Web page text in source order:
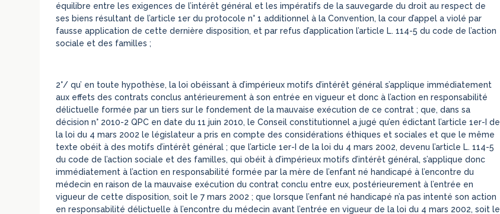
équilibre entre les exigences de l’intérêt général et les impératifs de la sauvegarde du droit au respect de
ses biens résultant de l’article 1er du protocole n° 1 additionnel à la Convention, la cour d’appel a violé par
fausse application de cette dernière disposition, et par refus d’application l’article L. 114-5 du code de l’action
sociale et des familles ;
2°/ qu’ en toute hypothèse, la loi obéissant à d’impérieux motifs d’intérêt général s’applique immédiatement
aux effets des contrats conclus antérieurement à son entrée en vigueur et donc à l’action en responsabilité
délictuelle formée par un tiers sur le fondement de la mauvaise exécution de ce contrat ; que, dans sa
décision n° 2010-2 QPC en date du 11 juin 2010, le Conseil constitutionnel a jugé qu’en édictant l’article 1er-I de
la loi du 4 mars 2002 le législateur a pris en compte des considérations éthiques et sociales et que le même
texte obéit à des motifs d’intérêt général ; que l’article 1er-I de la loi du 4 mars 2002, devenu l’article L. 114-5
du code de l’action sociale et des familles, qui obéit à d’impérieux motifs d’intérêt général, s’applique donc
immédiatement à l’action en responsabilité formée par la mère de l’enfant né handicapé à l’encontre du
médecin en raison de la mauvaise exécution du contrat conclu entre eux, postérieurement à l’entrée en
vigueur de cette disposition, soit le 7 mars 2002 ; que lorsque l’enfant né handicapé n’a pas intenté son action
en responsabilité délictuelle à l’encontre du médecin avant l’entrée en vigueur de la loi du 4 mars 2002, soit le